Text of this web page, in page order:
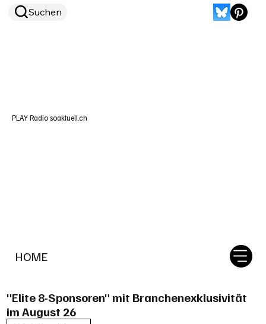
HOME
Suchen
PLAY Radio soaktuell.ch
"Elite 8-Sponsoren" mit Branchenexklusivität
im August 26